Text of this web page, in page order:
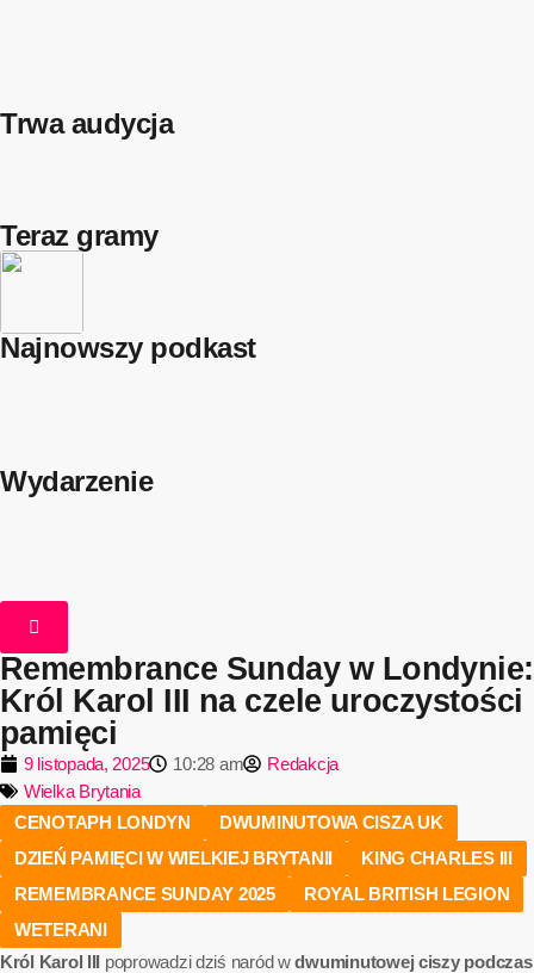
Trwa audycja
Teraz gramy
Najnowszy podkast
Wydarzenie
Remembrance Sunday w Londynie:
Król Karol III na czele uroczystości
pamięci
9 listopada, 2025 10:28 am
Redakcja
Wielka Brytania
CENOTAPH LONDYN
DWUMINUTOWA CISZA UK
DZIEŃ PAMIĘCI W WIELKIEJ BRYTANII
KING CHARLES III
REMEMBRANCE SUNDAY 2025
ROYAL BRITISH LEGION
WETERANI
Król Karol III poprowadzi dziś naród wdwuminutowej ciszy podczas